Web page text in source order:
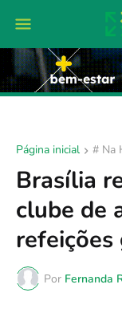
Página inicial # Na
Brasília
clube de
Por Fernanda